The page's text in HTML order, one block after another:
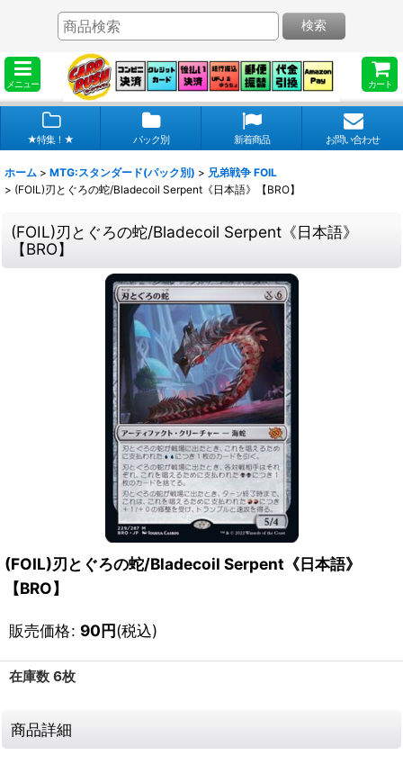
メニュー カート
検索
★特集！★ パック別 新着商品 お問い合わせ
ホーム > MTG:スタンダード(パック別) > 兄弟戦争 FOIL
> (FOIL)刃とぐろの蛇/Bladecoil Serpent《日本語》【BRO】
(FOIL)刃とぐろの蛇/Bladecoil Serpent《日本語》
【BRO】
(FOIL)刃とぐろの蛇/Bladecoil Serpent《日本語》
【BRO】
販売価格: 90円(税込)
在庫数 6枚
商品詳細